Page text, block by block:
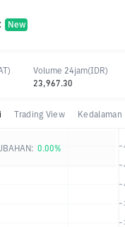
New
Trading View Kedalaman
0.00%
Volume 24jam(IDR)
23,967.30